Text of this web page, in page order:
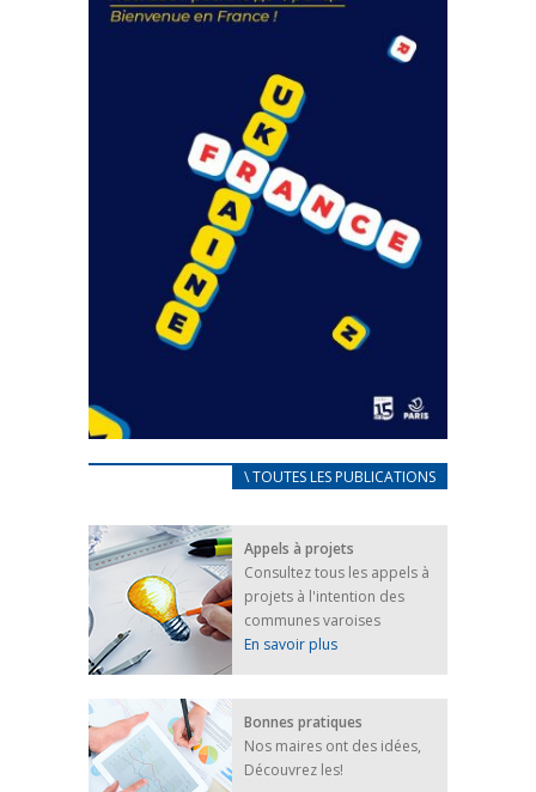
FEUILLETER
CARNET D’ACCUEIL
25 avril 2022
Afin d’accompagner au mieux les réfugiés
ukrainiens arrivés en France,...
FEUILLETER
\ TOUTES LES PUBLICATIONS
Appels à projets
Consultez tous les appels à
projets à l'intention des
communes varoises
En savoir plus
Bonnes pratiques
Nos maires ont des idées,
Découvrez les!